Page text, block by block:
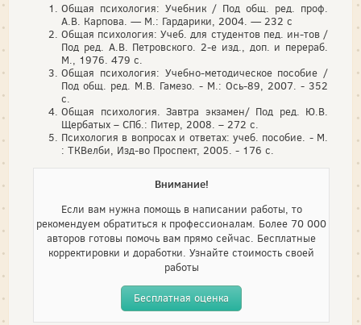
Общая психология: Учебник / Под общ. ред. проф.
А.В. Карпова. — М.: Гардарики, 2004. — 232 с
Общая психология: Учеб. для студентов пед. ин-тов /
Под ред. А.В. Петровского. 2-е изд., доп. и перераб.
М., 1976. 479 с.
Общая психология: Учебно-методическое пособие /
Под общ. ред. М.В. Гамезо. - М.: Ось-89, 2007. - 352
с.
Общая психология. Завтра экзамен/ Под ред. Ю.В.
Щербатых – СПб.: Питер, 2008. – 272 с.
Психология в вопросах и ответах: учеб. пособие. - М.
: ТКВелби, Изд-во Проспект, 2005. - 176 с.
Внимание!
Если вам нужна помощь в написании работы, то
рекомендуем обратиться к профессионалам. Более 70 000
авторов готовы помочь вам прямо сейчас. Бесплатные
корректировки и доработки. Узнайте стоимость своей
работы
Бесплатная оценка